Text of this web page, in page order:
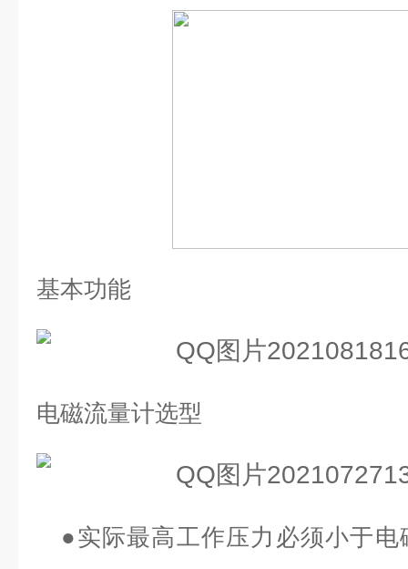
基本功能
电磁流量计选型
●实际最高工作压力必须小于